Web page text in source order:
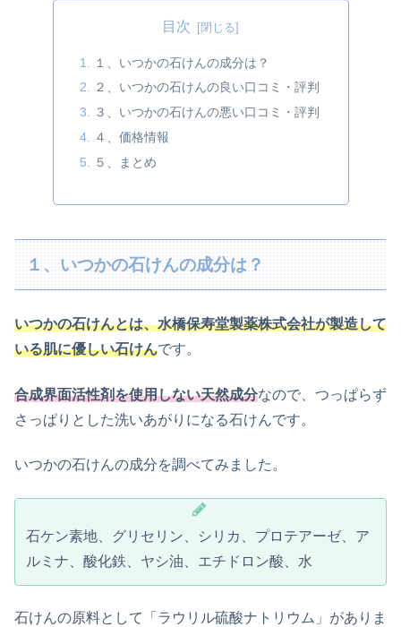
目次
１、いつかの石けんの成分は？
２、いつかの石けんの良い口コミ・評判
３、いつかの石けんの悪い口コミ・評判
４、価格情報
５、まとめ
１、いつかの石けんの成分は？
いつかの石けんとは、水橋保寿堂製薬株式会社が製造して
いる肌に優しい石けんです。
合成界面活性剤を使用しない天然成分なので、つっぱらず
さっぱりとした洗いあがりになる石けんです。
いつかの石けんの成分を調べてみました。
石ケン素地、グリセリン、シリカ、プロテアーゼ、ア
ルミナ、酸化鉄、ヤシ油、エチドロン酸、水
石けんの原料として「ラウリル硫酸ナトリウム」がありま